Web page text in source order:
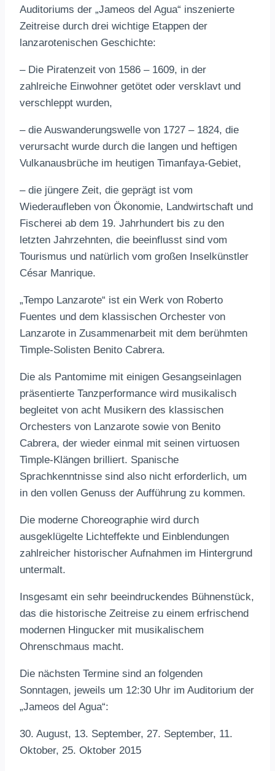
Auditoriums der „Jameos del Agua“ inszenierte
Zeitreise durch drei wichtige Etappen der
lanzarotenischen Geschichte:
– Die Piratenzeit von 1586 – 1609, in der
zahlreiche Einwohner getötet oder versklavt und
verschleppt wurden,
– die Auswanderungswelle von 1727 – 1824, die
verursacht wurde durch die langen und heftigen
Vulkanausbrüche im heutigen Timanfaya-Gebiet,
– die jüngere Zeit, die geprägt ist vom
Wiederaufleben von Ökonomie, Landwirtschaft und
Fischerei ab dem 19. Jahrhundert bis zu den
letzten Jahrzehnten, die beeinflusst sind vom
Tourismus und natürlich vom großen Inselkünstler
César Manrique.
„Tempo Lanzarote“ ist ein Werk von Roberto
Fuentes und dem klassischen Orchester von
Lanzarote in Zusammenarbeit mit dem berühmten
Timple-Solisten Benito Cabrera.
Die als Pantomime mit einigen Gesangseinlagen
präsentierte Tanzperformance wird musikalisch
begleitet von acht Musikern des klassischen
Orchesters von Lanzarote sowie von Benito
Cabrera, der wieder einmal mit seinen virtuosen
Timple-Klängen brilliert. Spanische
Sprachkenntnisse sind also nicht erforderlich, um
in den vollen Genuss der Aufführung zu kommen.
Die moderne Choreographie wird durch
ausgeklügelte Lichteffekte und Einblendungen
zahlreicher historischer Aufnahmen im Hintergrund
untermalt.
Insgesamt ein sehr beeindruckendes Bühnenstück,
das die historische Zeitreise zu einem erfrischend
modernen Hingucker mit musikalischem
Ohrenschmaus macht.
Die nächsten Termine sind an folgenden
Sonntagen, jeweils um 12:30 Uhr im Auditorium der
„Jameos del Agua“:
30. August, 13. September, 27. September, 11.
Oktober, 25. Oktober 2015